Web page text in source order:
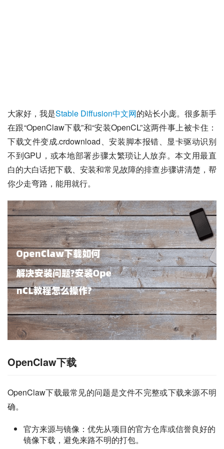
大家好，我是Stable Diffusion中文网的站长小庞。很多新手
在跟“OpenClaw下载”和“安装OpenCL”这两件事上被卡住：
下载文件变成.crdownload、安装脚本报错、显卡驱动识别
不到GPU，或本地部署步骤太繁琐让人放弃。本文用最直
白的大白话把下载、安装和常见故障的排查步骤讲清楚，帮
你少走弯路，能用就行。
OpenClaw下载
OpenClaw下载最常见的问题是文件不完整或下载来源不明
确。
官方来源与镜像：优先从项目的官方仓库或信誉良好的
镜像下载，避免来路不明的打包。